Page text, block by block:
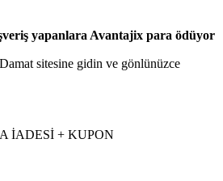
yapanlara Avantajix para ödüyor
sitesine gidin ve gönlünüzce
İADESİ + KUPON